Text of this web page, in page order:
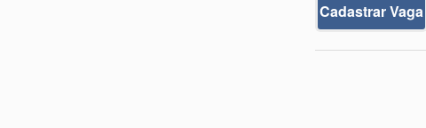
Cadastrar Vaga